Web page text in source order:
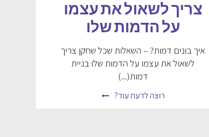
צריך לשאול את עצמו
על הדמות שלו
איך בונים דמות? – השאלות שכל שחקן צריך
לשאול את עצמו על הדמות שלו בניית
דמות(...)
רוצה לדעת עוד?